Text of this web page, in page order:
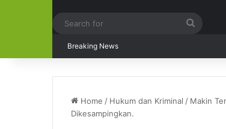
Breaking News
Home / Hukum dan Kriminal / Makin
Dikesampingkan.